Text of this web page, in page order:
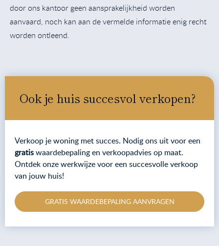
door ons kantoor geen aansprakelijkheid worden
aanvaard, noch kan aan de vermelde informatie enig recht
worden ontleend.
Ook je huis succesvol verkopen?
Verkoop je woning met succes. Nodig ons uit voor een
gratiswaardebepaling en verkoopadvies op maat.
Ontdek onze werkwijze voor een succesvolle verkoop
van jouw huis!
GRATIS WAARDEBEPALING AANVRAGEN